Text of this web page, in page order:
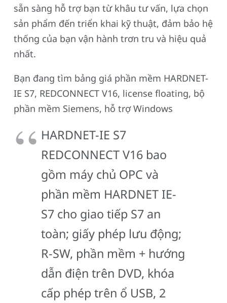
sẵn sàng hỗ trợ bạn từ khâu tư vấn, lựa chọn
sản phẩm đến triển khai kỹ thuật, đảm bảo hệ
thống của bạn vận hành trơn tru và hiệu quả
nhất.
Bạn đang tìm bảng giá phần mềm HARDNET-
IE S7, REDCONNECT V16, license floating, bộ
phần mềm Siemens, hỗ trợ Windows
HARDNET-IE S7
REDCONNECT V16 bao
gồm máy chủ OPC và
phần mềm HARDNET IE-
S7 cho giao tiếp S7 an
toàn; giấy phép lưu động;
R-SW, phần mềm + hướng
dẫn điện trên DVD, khóa
cấp phép trên ổ USB, 2